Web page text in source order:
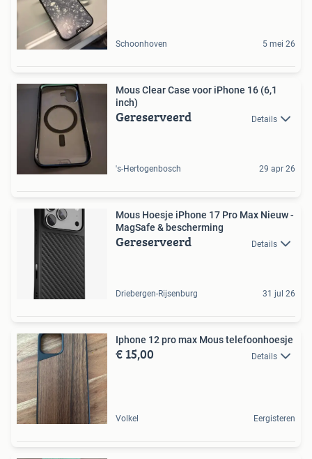
Schoonhoven 5 mei 26
Mous Clear Case voor iPhone 16 (6,1
inch)
Gereserveerd Details
's-Hertogenbosch 29 apr 26
Mous Hoesje iPhone 17 Pro Max Nieuw -
MagSafe & bescherming
Gereserveerd Details
Driebergen-Rijsenburg 31 jul 26
Iphone 12 pro max Mous telefoonhoesje
€ 15,00 Details
Volkel Eergisteren